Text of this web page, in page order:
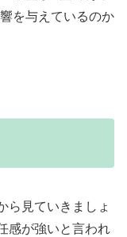
を与えているのか
ら見ていきましょ
感が強いと言われ